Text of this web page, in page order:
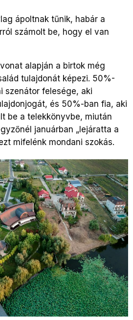
ápoltnak tűnik, habár a
számolt be, hogy el van
alapján a birtok még
tulajdonát képezi. 50%-
szenátor felesége, aki
és 50%-ban fia, aki
be a telekkönyvbe, miután
januárban „lejáratta a
mifelénk mondani szokás.